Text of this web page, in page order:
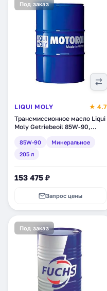
Под заказ
LIQUI MOLY
★ 4.7
Трансмиссионное масло Liqui
Moly Getriebeoil 85W-90,
85W-90
Минеральное
205 л
153 475 ₽
Запрос цены
Под заказ